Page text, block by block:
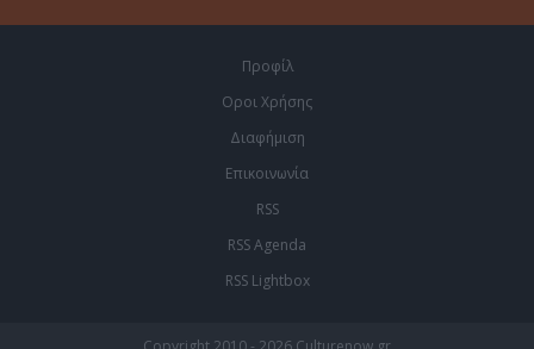
Προφίλ
Οροι Χρήσης
Διαφήμιση
Επικοινωνία
RSS
RSS Agenda
RSS Lightbox